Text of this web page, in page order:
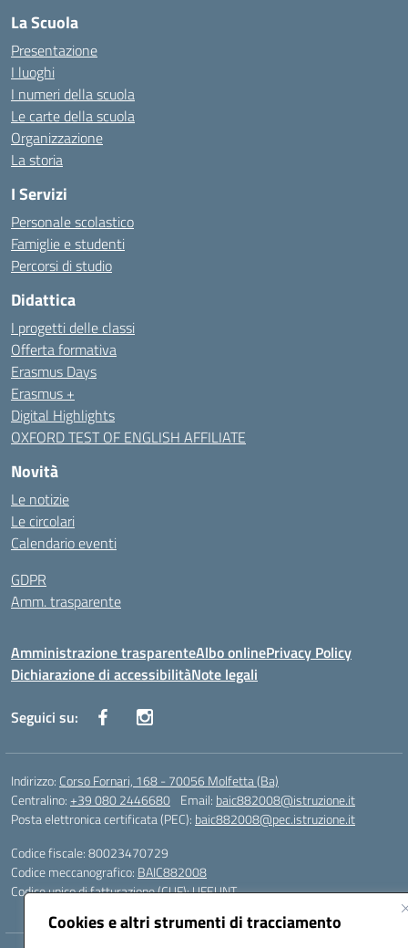
Cookies e altri strumenti di tracciamento
La Scuola
Presentazione
I luoghi
I numeri della scuola
Le carte della scuola
Organizzazione
La storia
I Servizi
Personale scolastico
Famiglie e studenti
Percorsi di studio
Didattica
I progetti delle classi
Offerta formativa
Erasmus Days
Erasmus +
Digital Highlights
OXFORD TEST OF ENGLISH AFFILIATE
Novità
Le notizie
Le circolari
Calendario eventi
GDPR
Amm. trasparente
Amministrazione trasparenteAlbo onlinePrivacy Policy
Dichiarazione di accessibilitàNote legali
Seguici su:
Indirizzo: Corso Fornari, 168 - 70056 Molfetta (Ba)
Centralino:+39 080 2446680 Email: baic882008@istruzione.it
Posta elettronica certificata (PEC): baic882008@pec.istruzione.it
Codice fiscale: 80023470729
Codice meccanografico: BAIC882008
Codice unico di fatturazione (CUF): UFEUNT